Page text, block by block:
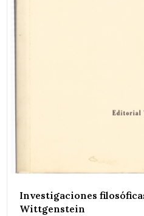
Investigaciones
Wittgenstein